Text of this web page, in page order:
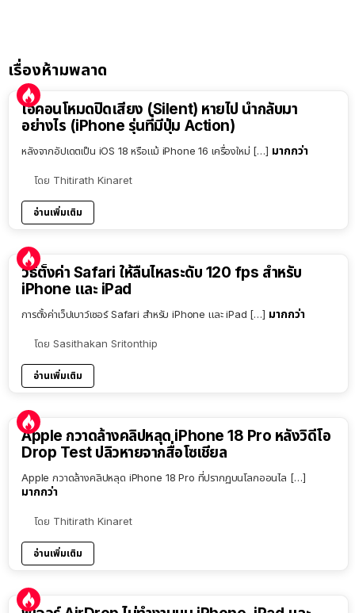
เรื่องห้ามพลาด
ไอคอนโหมดปิดเสียง (Silent) หายไป นำกลับมา
อย่างไร (iPhone รุ่นที่มีปุ่ม Action)
หลังจากอัปเดตเป็น iOS 18 หรือแม้ iPhone 16 เครื่องใหม่ […] มากกว่า
โดย Thitirath Kinaret
อ่านเพิ่มเติม
วิธีตั้งค่า Safari ให้ลื่นไหลระดับ 120 fps สำหรับ
iPhone และ iPad
การตั้งค่าเว็ปเบาว์เซอร์ Safari สำหรับ iPhone และ iPad […] มากกว่า
โดย Sasithakan Sritonthip
อ่านเพิ่มเติม
Apple กวาดล้างคลิปหลุด iPhone 18 Pro หลังวิดีโอ
Drop Test ปลิวหายจากสื่อโซเชียล
Apple กวาดล้างคลิปหลุด iPhone 18 Pro ที่ปรากฏบนโลกออนไล […]
มากกว่า
โดย Thitirath Kinaret
อ่านเพิ่มเติม